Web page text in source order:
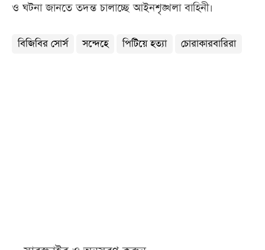
ও ঘটনা জানতে তদন্ত চালাচ্ছে আইনশৃঙ্খলা বাহিনী।
বিজিবির সোর্স সন্দেহে পিটিয়ে হত্যা চোরাকারবারিরা